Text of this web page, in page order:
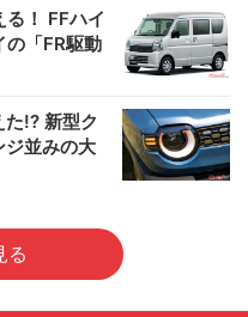
！ FFハイ
の「FR駆動
!? 新型ク
ジ並みの大
る